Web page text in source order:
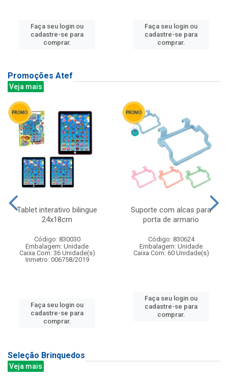
Faça seu login ou
cadastre-se para
comprar.
Faça seu login ou
cadastre-se para
comprar.
Promoções Atef
Veja mais
Tablet interativo bilingue
24x18cm
Código: 830030
Embalagem: Unidade
Caixa Com: 36 Unidade(s)
Inmetro: 006758/2019
Faça seu login ou
cadastre-se para
comprar.
Suporte com alcas para
porta de armario
Código: 830624
Embalagem: Unidade
Caixa Com: 60 Unidade(s)
Faça seu login ou
cadastre-se para
comprar.
Seleção Brinquedos
Veja mais